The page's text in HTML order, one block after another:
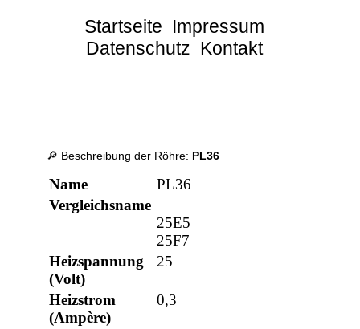
Startseite Impressum
Datenschutz Kontakt
🔎 Beschreibung der Röhre: PL36
Name
PL36
Vergleichsname
25E5
25F7
Heizspannung
(Volt)
25
Heizstrom
(Ampère)
0,3